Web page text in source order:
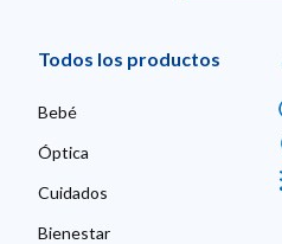
Todos los productos
Bebé
Óptica
Cuidados
Bienestar